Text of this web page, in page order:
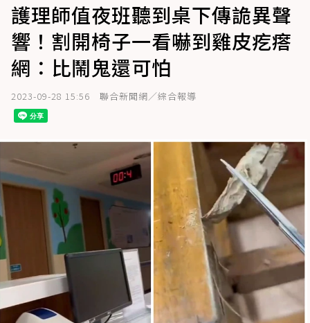
護理師值夜班聽到桌下傳詭異聲
響！割開椅子一看嚇到雞皮疙瘩
網：比鬧鬼還可怕
2023-09-28 15:56 聯合新聞網／綜合報導